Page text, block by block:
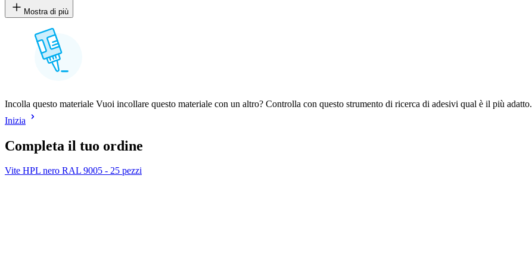
Mostra di più
Incolla questo materiale Vuoi incollare questo materiale con un altro? Controlla con questo strumento di ricerca di adesivi qual è il più adatto.
Inizia
Completa il tuo ordine
Vite HPL nero RAL 9005 - 25 pezzi